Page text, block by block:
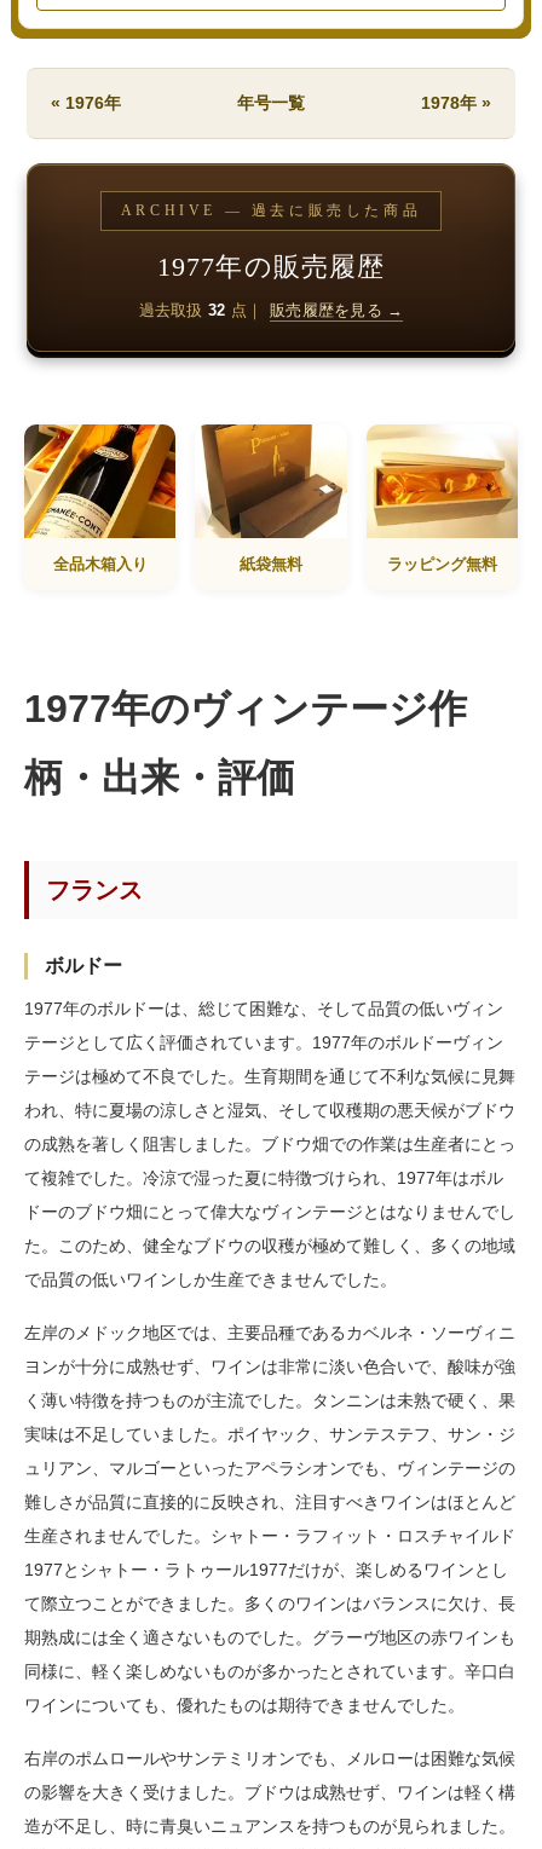
« 1976年 年号一覧 1978年 »
ARCHIVE — 過去に販売した商品
1977年の販売履歴
過去取扱 32 点｜ 販売履歴を見る →
全品木箱入り 紙袋無料 ラッピング無料
1977年のヴィンテージ作
柄・出来・評価
フランス
ボルドー
1977年のボルドーは、総じて困難な、そして品質の低いヴィン
テージとして広く評価されています。1977年のボルドーヴィン
テージは極めて不良でした。生育期間を通じて不利な気候に見舞
われ、特に夏場の涼しさと湿気、そして収穫期の悪天候がブドウ
の成熟を著しく阻害しました。ブドウ畑での作業は生産者にとっ
て複雑でした。冷涼で湿った夏に特徴づけられ、1977年はボル
ドーのブドウ畑にとって偉大なヴィンテージとはなりませんでし
た。このため、健全なブドウの収穫が極めて難しく、多くの地域
で品質の低いワインしか生産できませんでした。
左岸のメドック地区では、主要品種であるカベルネ・ソーヴィニ
ヨンが十分に成熟せず、ワインは非常に淡い色合いで、酸味が強
く薄い特徴を持つものが主流でした。タンニンは未熟で硬く、果
実味は不足していました。ポイヤック、サンテステフ、サン・ジ
ュリアン、マルゴーといったアペラシオンでも、ヴィンテージの
難しさが品質に直接的に反映され、注目すべきワインはほとんど
生産されませんでした。シャトー・ラフィット・ロスチャイルド
1977とシャトー・ラトゥール1977だけが、楽しめるワインとし
て際立つことができました。多くのワインはバランスに欠け、長
期熟成には全く適さないものでした。グラーヴ地区の赤ワインも
同様に、軽く楽しめないものが多かったとされています。辛口白
ワインについても、優れたものは期待できませんでした。
右岸のポムロールやサンテミリオンでも、メルローは困難な気候
の影響を大きく受けました。ブドウは成熟せず、ワインは軽く構
造が不足し、時に青臭いニュアンスを持つものが見られました。